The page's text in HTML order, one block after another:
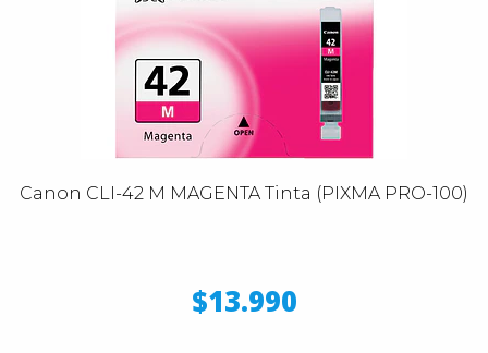
Canon CLI-42 M MAGENTA Tinta (PIXMA PRO-100)
$13.990